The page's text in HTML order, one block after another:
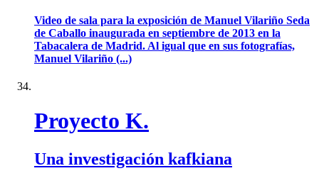
Video de sala para la exposición de Manuel Vilariño Seda
de Caballo inaugurada en septiembre de 2013 en la
Tabacalera de Madrid. Al igual que en sus fotografías,
Manuel Vilariño (...)
Proyecto K.
Una investigación kafkiana